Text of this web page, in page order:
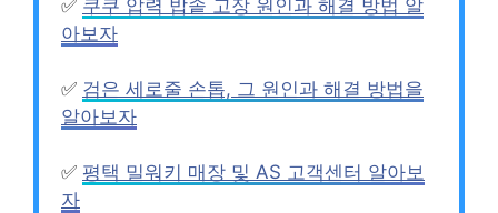
✅ 쿠쿠 압력 밥솥 고장 원인과 해결 방법 알
아보자
✅ 검은 세로줄 손톱, 그 원인과 해결 방법을
알아보자
✅ 평택 밀워키 매장 및 AS 고객센터 알아보
자